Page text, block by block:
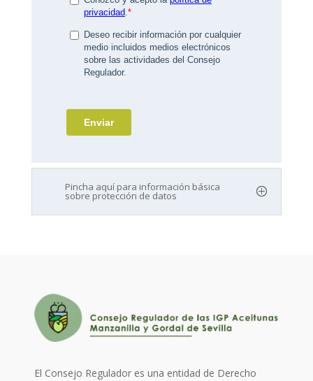
Pincha aquí para información básica
sobre protección de datos
El Consejo Regulador es una entidad de Derecho